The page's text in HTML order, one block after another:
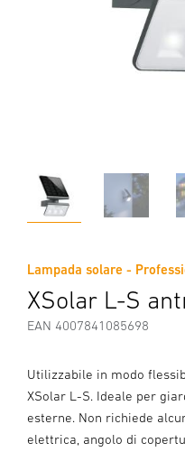
Lampada solare -
XSolar L-S
EAN 4007841085698
Utilizzabile in modo
XSolar L-S. Ideale per
esterne. Non richiede
elettrica, angolo di